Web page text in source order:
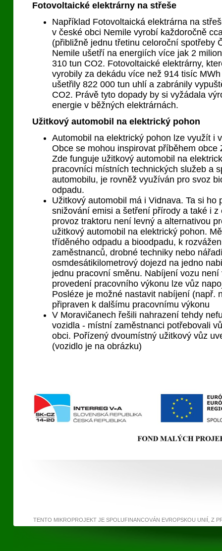
Fotovoltaické elektrárny na střeše
Například Fotovoltaická elektrárna na
v české obci Nemile vyrobí každoročně
(přibližně jednu třetinu celoroční spotřeby
Nemile ušetří na energiích více jak 2
310 tun CO2. Fotovoltaické elektrárny,
vyrobily za dekádu více než 914 tisíc
ušetřily 822 000 tun uhlí a zabránily
CO2. Právě tyto dopady by si vyžádala
energie v běžných elektrárnách.
Užitkový automobil na elektrický pohon
Automobil na elektrický pohon lze využít i
Obce se mohou inspirovat příběhem obce
Zde funguje užitkový automobil na
pracovníci místních technických služeb a
automobilu, je rovněž využíván pro svoz
odpadu.
Užitkový automobil má i Vidnava. Ta si ho
snižování emisi a šetření přírody a také i z
provoz traktoru není levný a alternativou
užitkový automobil na elektrický pohon.
tříděného odpadu a bioodpadu, k
zaměstnanců, drobné techniky nebo
osmdesátikilometrový dojezd na jedno
jednu pracovní směnu. Nabíjení vozu není
provedení pracovního výkonu lze vůz
Posléze je možné nastavit nabíjení (např.
připraven k dalšímu pracovnímu výkonu
V Moravičanech řešili nahrazení tehdy
vozidla - místní zaměstnanci potřebovali
obci. Pořízený dvoumístný užitkový vůz
(vozidlo je na obrázku)
TENTO MIKROPROJEKT JE SPOLUFINANCOVÁN EVROPSKOU UNIÍ, Z